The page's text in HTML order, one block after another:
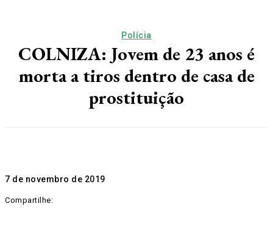
Polícia
COLNIZA: Jovem de 23 anos é
morta a tiros dentro de casa de
prostituição
7 de novembro de 2019
Compartilhe: